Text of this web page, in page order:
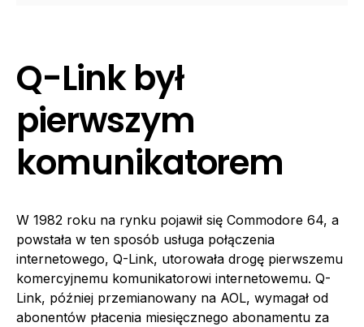
Q-Link był
pierwszym
komunikatorem
W 1982 roku na rynku pojawił się Commodore 64, a
powstała w ten sposób usługa połączenia
internetowego, Q-Link, utorowała drogę pierwszemu
komercyjnemu komunikatorowi internetowemu. Q-
Link, później przemianowany na AOL, wymagał od
abonentów płacenia miesięcznego abonamentu za